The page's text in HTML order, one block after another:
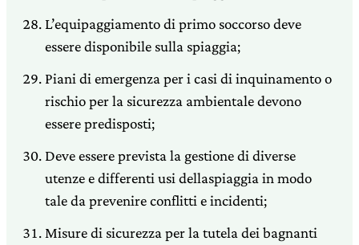
L’equipaggiamento di primo soccorso deve
essere disponibile sulla spiaggia;
Piani di emergenza per i casi di inquinamento o
rischio per la sicurezza ambientale devono
essere predisposti;
Deve essere prevista la gestione di diverse
utenze e differenti usi dellaspiaggia in modo
tale da prevenire conflitti e incidenti;
Misure di sicurezza per la tutela dei bagnanti